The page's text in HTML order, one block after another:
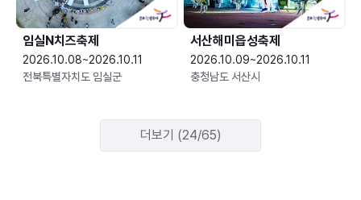
임실N치즈축제
2026.10.08~2026.10.11
전북특별자치도 임실군
서산해미읍성축제
2026.10.09~2026.10.11
충청남도 서산시
더보기 (24/65)